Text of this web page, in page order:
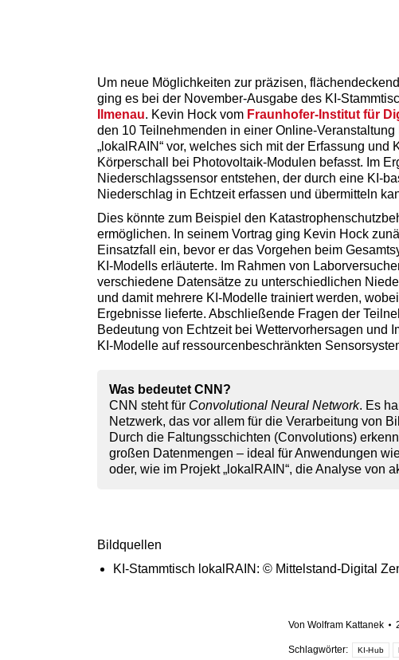
Um neue Möglichkeiten zur präzisen,
ging es bei der November-Ausgabe des KI-
Ilmenau. Kevin Hock vom Fraunhofer-Institut für
den 10 Teilnehmenden in einer Online-
„lokalRAIN“ vor, welches sich mit der Erfassung
Körperschall bei Photovoltaik-Modulen befasst. Im
Niederschlagssensor entstehen, der durch eine KI-
Niederschlag in Echtzeit erfassen und übermitteln
Dies könnte zum Beispiel den
ermöglichen. In seinem Vortrag ging Kevin Hock
Einsatzfall ein, bevor er das Vorgehen beim
KI-Modells erläuterte. Im Rahmen von
verschiedene Datensätze zu unterschiedlichen
und damit mehrere KI-Modelle trainiert werden,
Ergebnisse lieferte. Abschließende Fragen der
Bedeutung von Echtzeit bei Wettervorhersagen und
KI-Modelle auf ressourcenbeschränkten
Was bedeutet CNN?
CNN steht für Convolutional Neural Network. Es
Netzwerk, das vor allem für die Verarbeitung von
Durch die Faltungsschichten (Convolutions)
großen Datenmengen – ideal für Anwendungen
oder, wie im Projekt „lokalRAIN“, die Analyse von
Bildquellen
KI-Stammtisch lokalRAIN: © Mittelstand-Digital
Von Wolfram Kattanek
Schlagwörter: KI-Hub